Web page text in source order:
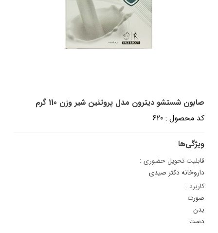
صابون شستشو دیترون مدل پروتئین شیر وزن 110 گرم
کد محصول : 620
ویژگی‌ها
قابلیت تحویل حضوری :
داروخانه دکتر صیدی
کاربرد :
صورت
بدن
دست